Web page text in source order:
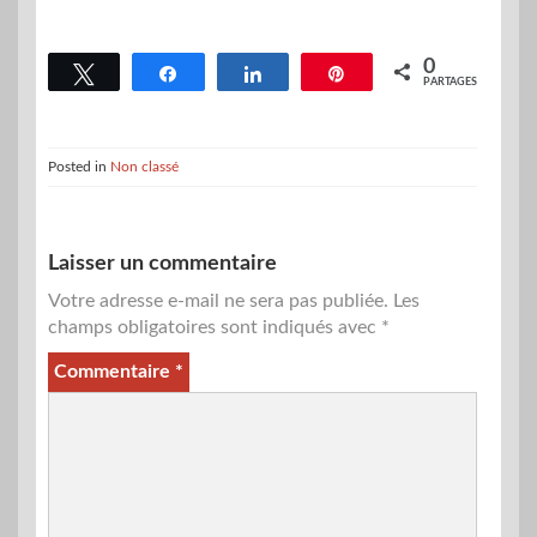
Tweetez Partagez Partagez Épingle 0
PARTAGES
Posted in Non classé
Laisser un commentaire
Votre adresse e-mail ne sera pas publiée. Les
champs obligatoires sont indiqués avec *
Commentaire *